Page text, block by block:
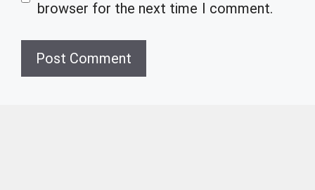
browser for the next time I comment.